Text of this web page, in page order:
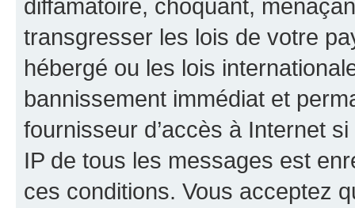
diffamatoire, choquant,
transgresser les lois de votre
hébergé ou les lois
bannissement immédiat et
fournisseur d’accès à Internet
IP de tous les messages est
ces conditions. Vous acceptez